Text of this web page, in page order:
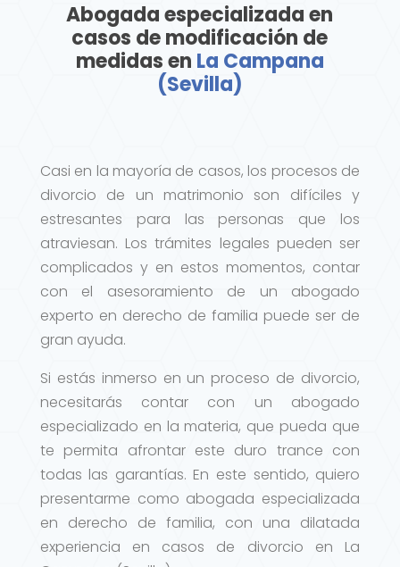
Abogada especializada en
casos de modificación de
medidas en La Campana
(Sevilla)
Casi en la mayoría de casos, los procesos de
divorcio de un matrimonio son difíciles y
estresantes para las personas que los
atraviesan. Los trámites legales pueden ser
complicados y en estos momentos, contar
con el asesoramiento de un abogado
experto en derecho de familia puede ser de
gran ayuda.
Si estás inmerso en un proceso de divorcio,
necesitarás contar con un abogado
especializado en la materia, que pueda que
te permita afrontar este duro trance con
todas las garantías. En este sentido, quiero
presentarme como abogada especializada
en derecho de familia, con una dilatada
experiencia en casos de divorcio en La